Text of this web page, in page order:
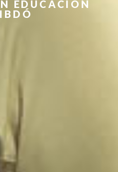
EDUCACIÓN